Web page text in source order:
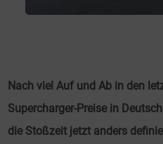
Nach viel Auf und Ab in den
Supercharger-Preise in
die Stoßzeit jetzt anders